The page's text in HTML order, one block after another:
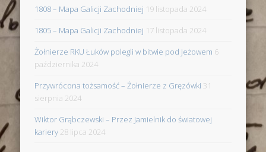
1808 – Mapa Galicji Zachodniej 19 listopada 2024
1805 – Mapa Galicji Zachodniej 17 listopada 2024
Żołnierze RKU Łuków polegli w bitwie pod Jeżowem 6
października 2024
Przywrócona tożsamość – Żołnierze z Gręzówki 31
sierpnia 2024
Wiktor Grąbczewski – Przez Jamielnik do światowej
kariery 28 lipca 2024